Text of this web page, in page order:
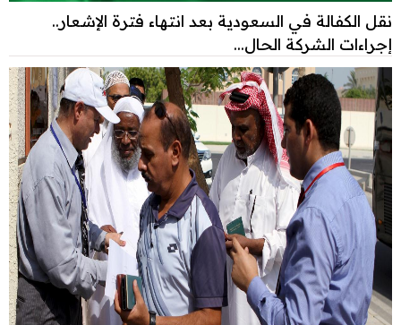
نقل الكفالة في السعودية بعد انتهاء فترة الإشعار..
إجراءات الشركة الحال...